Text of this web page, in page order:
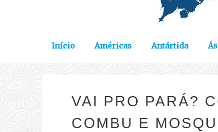
Início Américas Antártida
VAI PRO PARÁ?
COMBU E